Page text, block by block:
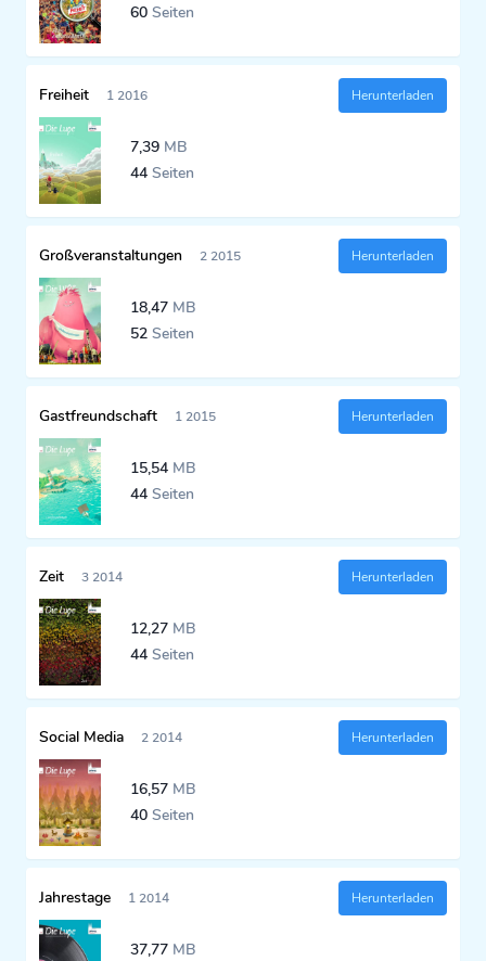
60 Seiten
Freiheit 1 2016
7,39 MB
44 Seiten
Herunterladen
Großveranstaltungen 2 2015
18,47 MB
52 Seiten
Herunterladen
Gastfreundschaft 1 2015
15,54 MB
44 Seiten
Herunterladen
Zeit 3 2014
12,27 MB
44 Seiten
Herunterladen
Social Media 2 2014
16,57 MB
40 Seiten
Herunterladen
Jahrestage 1 2014
37,77 MB
Herunterladen